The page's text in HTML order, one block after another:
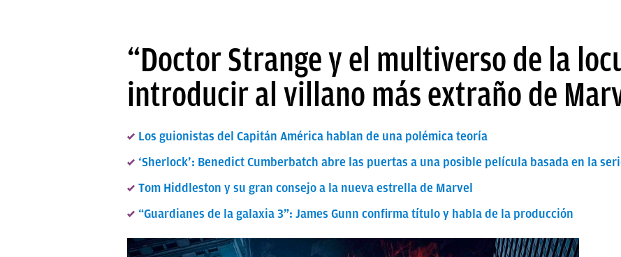
“Doctor Strange y el multiverso de la
introducir al villano más extraño de
Los guionistas del Capitán América hablan de una polémica teoría
‘Sherlock’: Benedict Cumberbatch abre las puertas a una posible película basada en la
Tom Hiddleston y su gran consejo a la nueva estrella de Marvel
“Guardianes de la galaxia 3”: James Gunn confirma título y habla de la producción